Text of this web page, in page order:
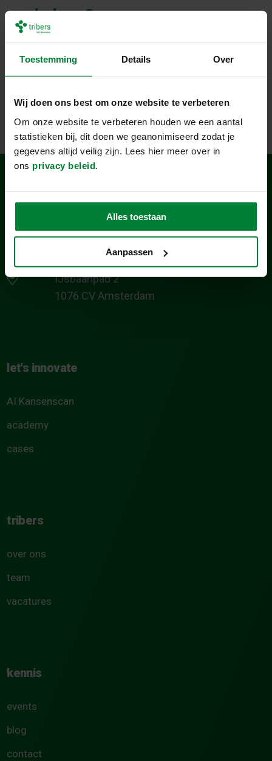
Toestemming Details Over
Wij doen ons best om onze website te verbeteren
Om onze website te verbeteren houden we een aantal
statistieken bij, dit doen we geanonimiseerd zodat je
gegevens altijd veilig zijn. Lees hier meer over in
ons privacy beleid
Alles toestaan
Aanpassen
workshop 3
Hier een korte workshop beschrijving
IJsbaanpad 2
1076 CV Amsterdam
let's innovate
AI Kansenscan
academy
cases
tribers
over ons
team
vacatures
kennis
events
blog
contact